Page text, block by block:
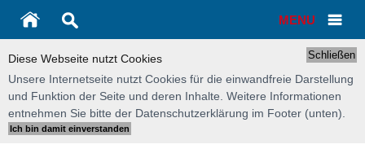
Schließen
Diese Webseite nutzt Cookies
Unsere Internetseite nutzt Cookies für die einwandfreie Darstellung
und Funktion der Seite und deren Inhalte. Weitere Informationen
entnehmen Sie bitte der Datenschutzerklärung im Footer (unten).
MENU